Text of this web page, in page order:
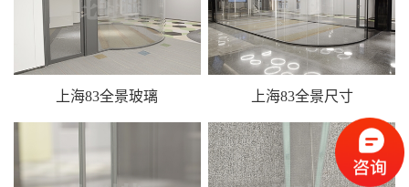
上海83全景玻璃 上海83全景尺寸